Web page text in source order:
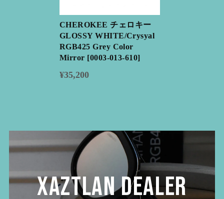
CHEROKEE チェロキー
GLOSSY WHITE/Crysyal
RGB425 Grey Color
Mirror [0003-013-610]
¥35,200
XAZTLAN DEALER